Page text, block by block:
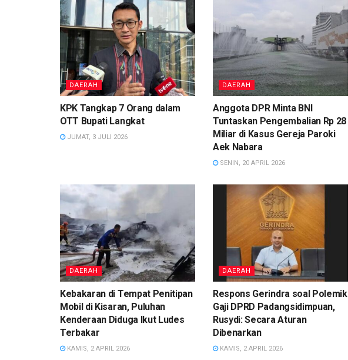
DAERAH
KPK Tangkap 7 Orang dalam
OTT Bupati Langkat
JUMAT, 3 JULI 2026
DAERAH
Anggota DPR Minta BNI
Tuntaskan Pengembalian Rp 28
Miliar di Kasus Gereja Paroki
Aek Nabara
SENIN, 20 APRIL 2026
DAERAH
Kebakaran di Tempat Penitipan
Mobil di Kisaran, Puluhan
Kenderaan Diduga Ikut Ludes
Terbakar
KAMIS, 2 APRIL 2026
DAERAH
Respons Gerindra soal Polemik
Gaji DPRD Padangsidimpuan,
Rusydi: Secara Aturan
Dibenarkan
KAMIS, 2 APRIL 2026